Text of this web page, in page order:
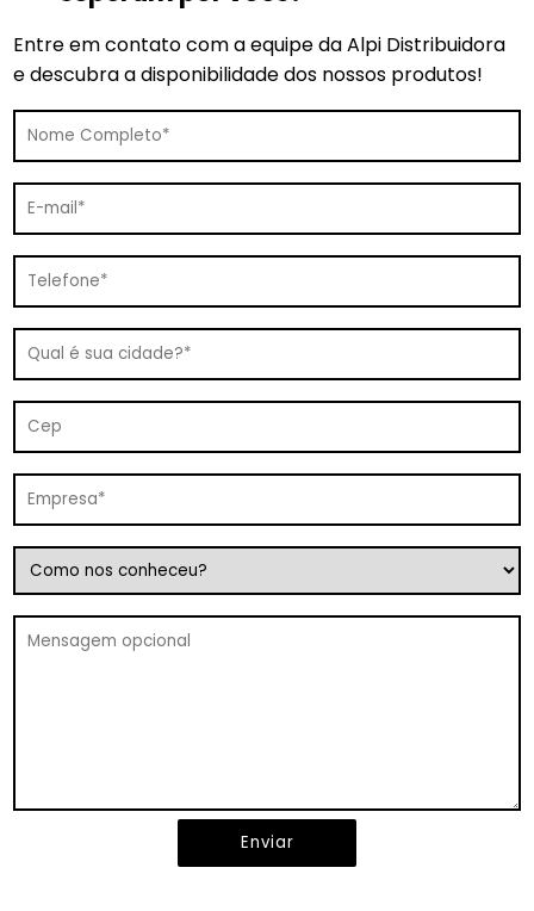
Entre em contato com a equipe da Alpi Distribuidora
e descubra a disponibilidade dos nossos produtos!
Enviar